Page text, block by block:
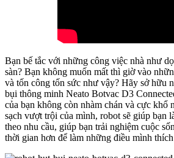
Bạn bế tắc với những công việc nhà như
sàn? Bạn không muốn mất thì giờ vào
và tốn công tốn sức như vậy? Hãy sở hữu
bụi thông minh Neato Botvac D3
của bạn không còn nhàm chán và cực khổ
sạch vượt trội của mình, robot sẽ giúp bạn
theo nhu cầu, giúp bạn trải nghiệm cuộc
thời gian hơn để làm những điều mình